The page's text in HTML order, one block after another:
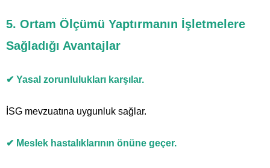
5. Ortam Ölçümü Yaptırmanın İşletmelere
Sağladığı Avantajlar
✔ Yasal zorunlulukları karşılar.
İSG mevzuatına uygunluk sağlar.
✔ Meslek hastalıklarının önüne geçer.